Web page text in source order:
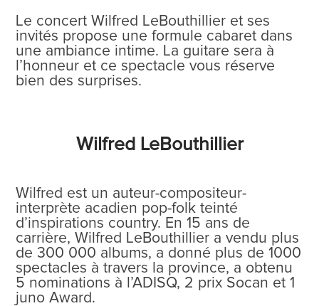
Le concert Wilfred LeBouthillier et ses
invités propose une formule cabaret dans
une ambiance intime. La guitare sera à
l’honneur et ce spectacle vous réserve
bien des surprises.
Wilfred LeBouthillier
Wilfred est un auteur-compositeur-
interprète acadien pop-folk teinté
d’inspirations country. En 15 ans de
carrière, Wilfred LeBouthillier a vendu plus
de 300 000 albums, a donné plus de 1000
spectacles à travers la province, a obtenu
5 nominations à l’ADISQ, 2 prix Socan et 1
juno Award.